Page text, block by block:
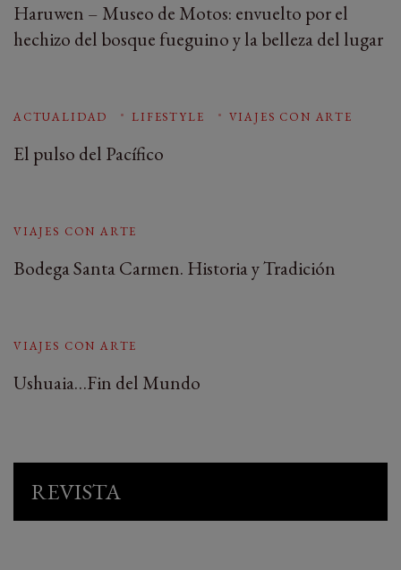
Haruwen – Museo de Motos: envuelto por el
hechizo del bosque fueguino y la belleza del lugar
ACTUALIDAD LIFESTYLE VIAJES CON ARTE
El pulso del Pacífico
VIAJES CON ARTE
Bodega Santa Carmen. Historia y Tradición
VIAJES CON ARTE
Ushuaia…Fin del Mundo
REVISTA